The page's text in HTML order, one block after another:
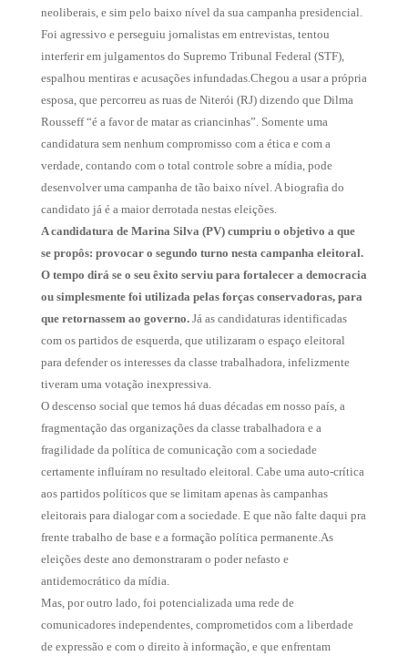
neoliberais, e sim pelo baixo nível da sua campanha presidencial.
Foi agressivo e perseguiu jornalistas em entrevistas, tentou
interferir em julgamentos do Supremo Tribunal Federal (STF),
espalhou mentiras e acusações infundadas.Chegou a usar a própria
esposa, que percorreu as ruas de Niterói (RJ) dizendo que Dilma
Rousseff “é a favor de matar as criancinhas”. Somente uma
candidatura sem nenhum compromisso com a ética e com a
verdade, contando com o total controle sobre a mídia, pode
desenvolver uma campanha de tão baixo nível. A biografia do
candidato já é a maior derrotada nestas eleições.
A candidatura de Marina Silva (PV) cumpriu o objetivo a que
se propôs: provocar o segundo turno nesta campanha eleitoral.
O tempo dirá se o seu êxito serviu para fortalecer a democracia
ou simplesmente foi utilizada pelas forças conservadoras, para
que retornassem ao governo.Já as candidaturas identificadas
com os partidos de esquerda, que utilizaram o espaço eleitoral
para defender os interesses da classe trabalhadora, infelizmente
tiveram uma votação inexpressiva.
O descenso social que temos há duas décadas em nosso país, a
fragmentação das organizações da classe trabalhadora e a
fragilidade da política de comunicação com a sociedade
certamente influíram no resultado eleitoral. Cabe uma auto-crítica
aos partidos políticos que se limitam apenas às campanhas
eleitorais para dialogar com a sociedade. E que não falte daqui pra
frente trabalho de base e a formação política permanente.As
eleições deste ano demonstraram o poder nefasto e
antidemocrático da mídia.
Mas, por outro lado, foi potencializada uma rede de
comunicadores independentes, comprometidos com a liberdade
de expressão e com o direito à informação, e que enfrentam